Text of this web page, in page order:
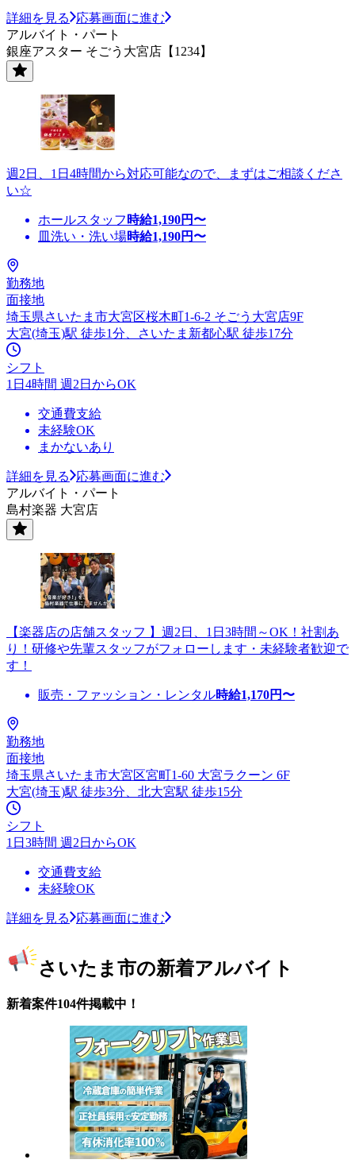
詳細を見る
応募画面に進む
アルバイト・パート
銀座アスター そごう大宮店【1234】
週2日、1日4時間から対応可能なので、まずはご相談くださ
い☆
ホールスタッフ 時給1,190円〜
皿洗い・洗い場時給1,190円〜
勤務地
面接地
埼玉県さいたま市大宮区桜木町1-6-2 そごう大宮店9F
大宮(埼玉)駅 徒歩1分、さいたま新都心駅 徒歩17分
シフト
1日4時間 週2日からOK
交通費支給
未経験OK
まかないあり
詳細を見る
応募画面に進む
アルバイト・パート
島村楽器 大宮店
【楽器店の店舗スタッフ 】週2日、1日3時間～OK！社割あ
り！研修や先輩スタッフがフォローします・未経験者歓迎で
す！
販売・ファッション・レンタル時給1,170円〜
勤務地
面接地
埼玉県さいたま市大宮区宮町1-60 大宮ラクーン 6F
大宮(埼玉)駅 徒歩3分、北大宮駅 徒歩15分
シフト
1日3時間 週2日からOK
交通費支給
未経験OK
詳細を見る 応募画面に進む
さいたま市の新着アルバイト
新着案件104件掲載中！